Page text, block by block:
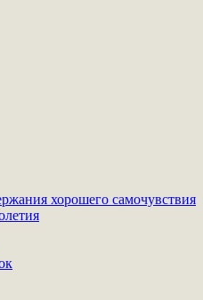
хорошего самочувствия